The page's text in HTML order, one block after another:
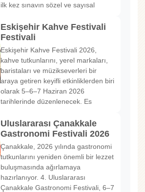
ilk kez sınavın sözel ve sayısal
Eskişehir Kahve Festivali
Festivali
Eskişehir Kahve Festivali 2026,
kahve tutkunlarını, yerel markaları,
baristaları ve müzikseverleri bir
araya getiren keyifli etkinliklerden biri
olarak 5–6–7 Haziran 2026
tarihlerinde düzenlenecek. Es
Uluslararası Çanakkale
Gastronomi Festivali 2026
Çanakkale, 2026 yılında gastronomi
tutkunlarını yeniden önemli bir lezzet
buluşmasında ağırlamaya
hazırlanıyor. 4. Uluslararası
Çanakkale Gastronomi Festivali, 6–7